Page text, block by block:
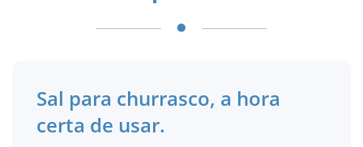
Sal para churrasco, a hora
certa de usar.